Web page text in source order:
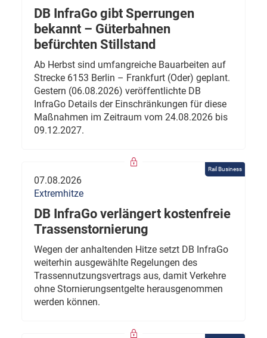
DB InfraGo gibt Sperrungen
bekannt – Güterbahnen
befürchten Stillstand
Ab Herbst sind umfangreiche Bauarbeiten auf
Strecke 6153 Berlin – Frankfurt (Oder) geplant.
Gestern (06.08.2026) veröffentlichte DB
InfraGo Details der Einschränkungen für diese
Maßnahmen im Zeitraum vom 24.08.2026 bis
09.12.2027.
Rail Business
07.08.2026
Extremhitze
DB InfraGo verlängert kostenfreie
Trassenstornierung
Wegen der anhaltenden Hitze setzt DB InfraGo
weiterhin ausgewählte Regelungen des
Trassennutzungsvertrags aus, damit Verkehre
ohne Stornierungsentgelte herausgenommen
werden können.